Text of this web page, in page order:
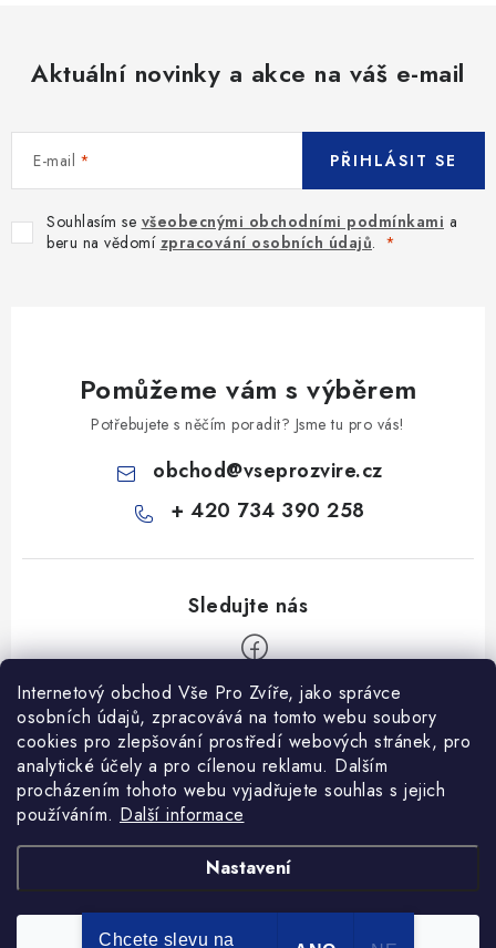
Internetový obchod Vše Pro Zvíře, jako správce
osobních údajů, zpracovává na tomto webu soubory
cookies pro zlepšování prostředí webových stránek, pro
analytické účely a pro cílenou reklamu. Dalším
procházením tohoto webu vyjadřujete souhlas s jejich
používáním. Další informace
Nastavení
Aktuální novinky a akce na váš e-mail
E-mail
Souhlasím se všeobecnými obchodními podmínkami a
beru na vědomí zpracování osobních údajů.
PŘIHLÁSIT SE
Pomůžeme vám s výběrem
Potřebujete s něčím poradit? Jsme tu pro vás!
obchod@vseprozvire.cz
+ 420 734 390 258
Informace pro Vás
Ceník dopravy
Kontakty
Obchodní podmínky
Podmínky ochrany osobních údajů
Heuréka recenze
Chcete slevu na